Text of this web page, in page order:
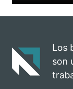
Los
son